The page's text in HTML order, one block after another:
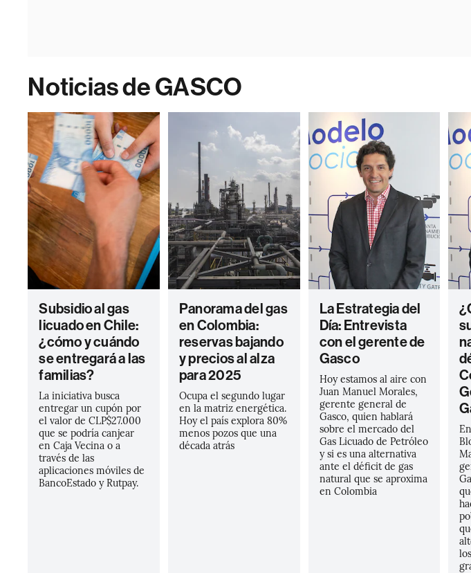
Noticias de GASCO
Subsidio al gas
licuado en Chile:
¿cómo y cuándo
se entregará a las
familias?
La iniciativa busca
entregar un cupón por
el valor de CLP$27.000
que se podría canjear
en Caja Vecina o a
través de las
aplicaciones móviles de
BancoEstado y Rutpay.
Panorama del gas
en Colombia:
reservas bajando
y precios al alza
para 2025
Ocupa el segundo lugar
en la matriz energética.
Hoy el país explora 80%
menos pozos que una
década atrás
La Estrategia del
Día: Entrevista
con el gerente de
Gasco
Hoy estamos al aire con
Juan Manuel Morales,
gerente general de
Gasco, quien hablará
sobre el mercado del
Gas Licuado de Petróleo
y si es una alternativa
ante el déficit de gas
natural que se aproxima
en Colombia